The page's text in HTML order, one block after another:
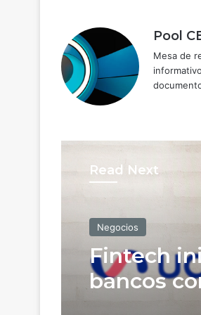
Pool
Mesa de
Read Next
Negocios
Fintech
bancos
más de